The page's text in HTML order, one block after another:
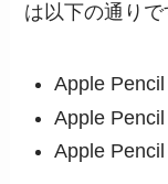
は以下の通りで
Apple Pencil
Apple
Apple Pencil